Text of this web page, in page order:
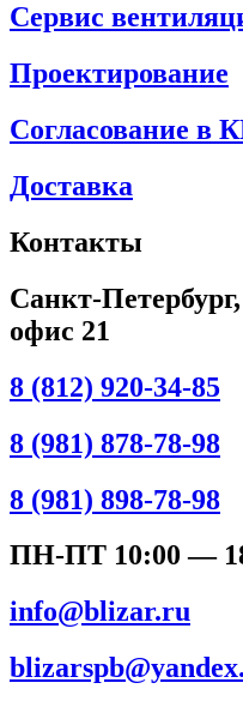
Сервис
Проектирование
Согласование в
Доставка
Контакты
Санкт-
офис 21
8 (812) 920-34-85
8 (981) 878-78-98
8 (981) 898-78-98
ПН-ПТ 10:00 —
info@blizar.ru